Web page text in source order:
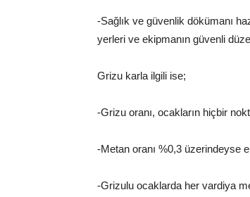
-Sağlık ve güvenlik dökümanı
yerleri ve ekipmanın güvenli
Grizu karla ilgili ise;
-Grizu oranı, ocakların hiçbir
-Metan oranı %0,3 üzerindeyse
-Grizulu ocaklarda her vardiya